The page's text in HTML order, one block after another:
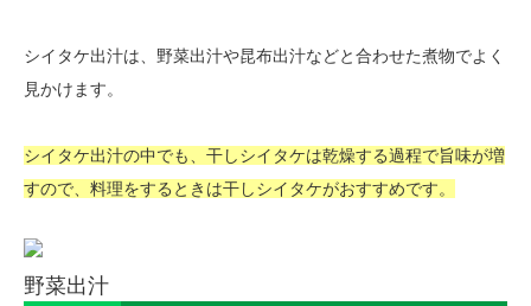
シイタケ出汁は、野菜出汁や昆布出汁などと合わせた煮物でよく
見かけます。
シイタケ出汁の中でも、干しシイタケは乾燥する過程で旨味が増
すので、料理をするときは干しシイタケがおすすめです。
野菜出汁